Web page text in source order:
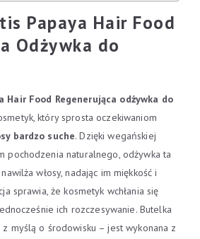
Papaya Hair Food
Odżywka do
Hair Food Regenerująca odżywka do
który sprosta oczekiwaniom
bardzo suche. Dzięki wegańskiej
pochodzenia naturalnego, odżywka ta
włosy, nadając im miękkość i
sprawia, że kosmetyk wchłania się
ich rozczesywanie. Butelka
z myślą o środowisku – jest wykonana z